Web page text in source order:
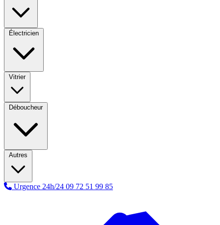
Électricien
Vitrier
Déboucheur
Autres
Urgence 24h/24 09 72 51 99 85